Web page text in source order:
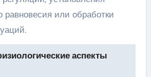
равновесия или обработки
аспекты